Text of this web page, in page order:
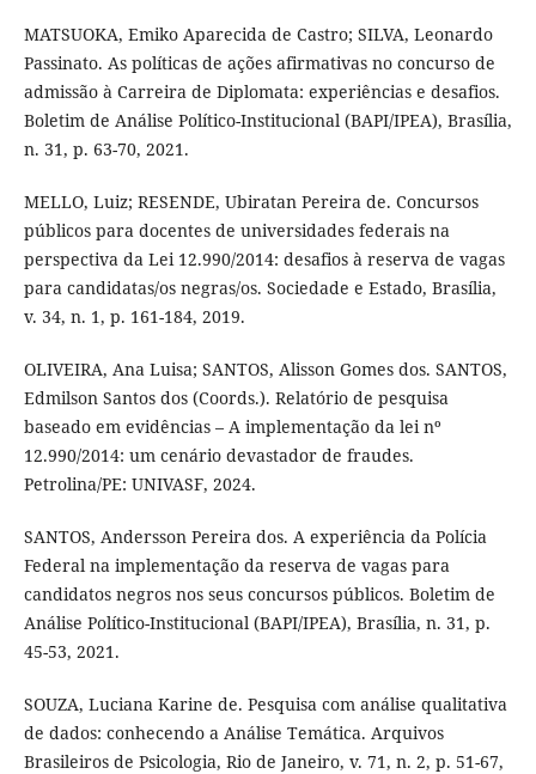
MATSUOKA, Emiko Aparecida de Castro; SILVA, Leonardo
Passinato. As políticas de ações afirmativas no concurso de
admissão à Carreira de Diplomata: experiências e desafios.
Boletim de Análise Político-Institucional (BAPI/IPEA), Brasília,
n. 31, p. 63-70, 2021.
MELLO, Luiz; RESENDE, Ubiratan Pereira de. Concursos
públicos para docentes de universidades federais na
perspectiva da Lei 12.990/2014: desafios à reserva de vagas
para candidatas/os negras/os. Sociedade e Estado, Brasília,
v. 34, n. 1, p. 161-184, 2019.
OLIVEIRA, Ana Luisa; SANTOS, Alisson Gomes dos. SANTOS,
Edmilson Santos dos (Coords.). Relatório de pesquisa
baseado em evidências – A implementação da lei nº
12.990/2014: um cenário devastador de fraudes.
Petrolina/PE: UNIVASF, 2024.
SANTOS, Andersson Pereira dos. A experiência da Polícia
Federal na implementação da reserva de vagas para
candidatos negros nos seus concursos públicos. Boletim de
Análise Político-Institucional (BAPI/IPEA), Brasília, n. 31, p.
45-53, 2021.
SOUZA, Luciana Karine de. Pesquisa com análise qualitativa
de dados: conhecendo a Análise Temática. Arquivos
Brasileiros de Psicologia, Rio de Janeiro, v. 71, n. 2, p. 51-67,